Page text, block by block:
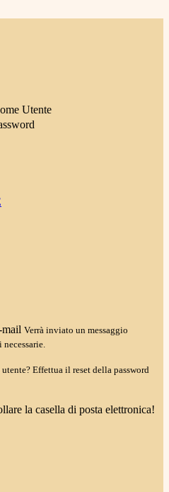
Utente
Verrà inviato un messaggio
Effettua il reset della password
la casella di posta elettronica!